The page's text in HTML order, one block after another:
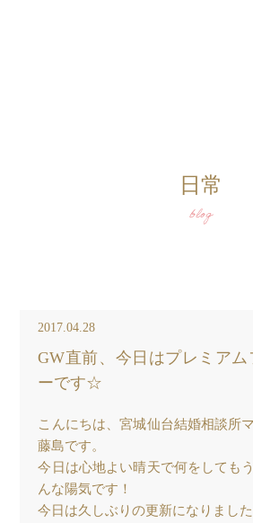
日常
blog
2017.04.28
GW直前、今日はプレミアム
ーです☆
こんにちは、宮城仙台結婚相談所
藤島です。
今日は心地よい晴天で何をしても
んな陽気です！
今日は久しぶりの更新になりました